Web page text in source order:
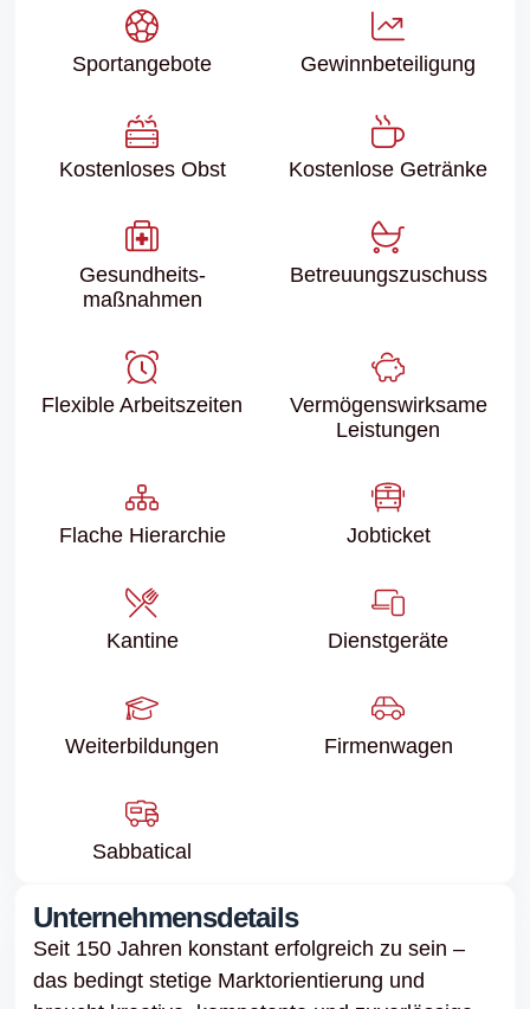
Sport­angebote Gewinn­beteiligung
Kostenloses Obst Kostenlose Getränke
Gesundheits­
maßnahmen
Betreuungs­zuschuss
Flexible Arbeitszeiten
Vermögenswirksame
Leistungen
Flache Hierarchie Jobticket
Kantine Dienstgeräte
Weiter­bildungen Firmenwagen
Sabbatical
Unternehmensdetails
Seit 150 Jahren konstant erfolg­reich zu sein –
das bedingt stetige Markt­ori­en­tie­rung und